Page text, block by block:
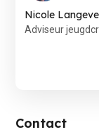
Nicole
Adviseur
Contact